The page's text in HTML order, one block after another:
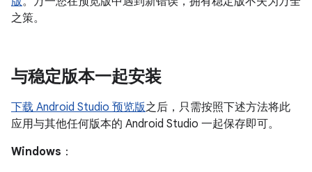
之策。
与稳定版本一起安装
下载 Android Studio 预览版之后，只需按照下述方法将此
应用与其他任何版本的 Android Studio 一起保存即可。
Windows ：